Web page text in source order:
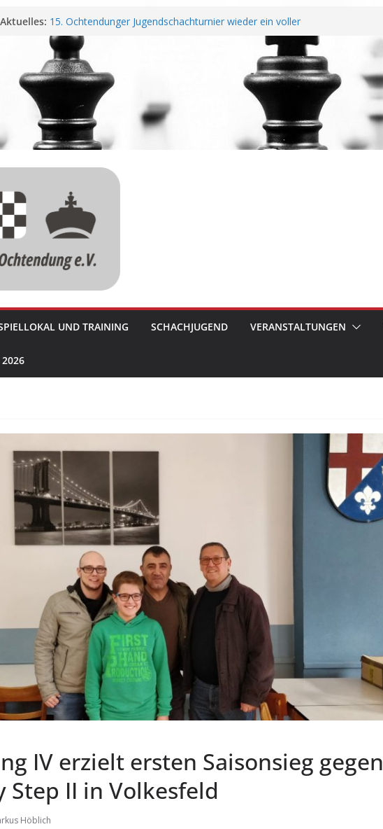
Aktuelles: 15. Ochtendunger Jugendschachturnier wieder ein voller
Erfolg
Schachfreunde Ochtendung unterzeichnen Fairplay
Vereinbarung für Vereine
Schachfreunde mit erfolgreichem Rheinland-Pfalz Open –
Nadir Üstüntas überragt
Einladung zur Jahreshauptversammlung
Meisterschaft und Wiederaufstieg perfekt
UND TRAINING SCHACHJUGEND VERANSTALTUNGEN
2026
IV erzielt ersten Saisonsieg gegen
Step II in Volkesfeld
Höblich